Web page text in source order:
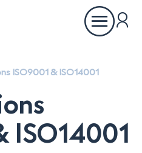
Ouvrir
le
inspirations
ISO14001
ISO9001 & ISO14001